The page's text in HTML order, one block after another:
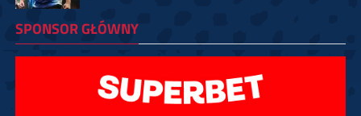
SPONSOR GŁÓWNY